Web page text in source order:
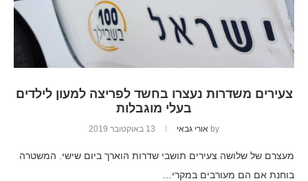
צעירים משדרות נעצרו בחשד לפריצה למעון לילדים
בעלי מוגבלות
by אורי גבאי 13 באוקטובר 2019
מעצרם של שלושה צעירים תושבי שדרות הוארך ביום שישי. המשטרה
בוחנת אם הם מעורבים במקרי…